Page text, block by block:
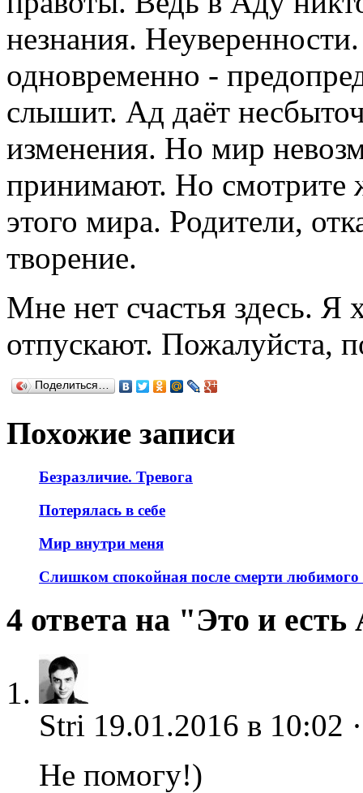
незнания.
одновременно -
слышит. Ад даёт
изменения. Но мир
принимают. Но смотрите
этого мира. Родители,
творение.
Мне нет счастья здесь.
отпускают. Пожалуйста,
Поделиться…
Похожие записи
Безразличие. Тревога
Потерялась в себе
Мир внутри меня
Слишком спокойная после смерти любимого
4 ответа на "Это и
Stri 19.01.2016 в 10:02
Не помогу!)